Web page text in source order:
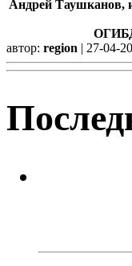
Андрей Таушканов,
автор: region | 27-04-